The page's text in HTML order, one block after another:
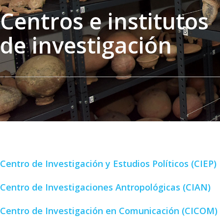
Centros e institutos
de investigación
Centro de Investigación y Estudios Políticos (CIEP)
Centro de Investigaciones Antropológicas (CIAN)
Centro de Investigación en Comunicación (CICOM)